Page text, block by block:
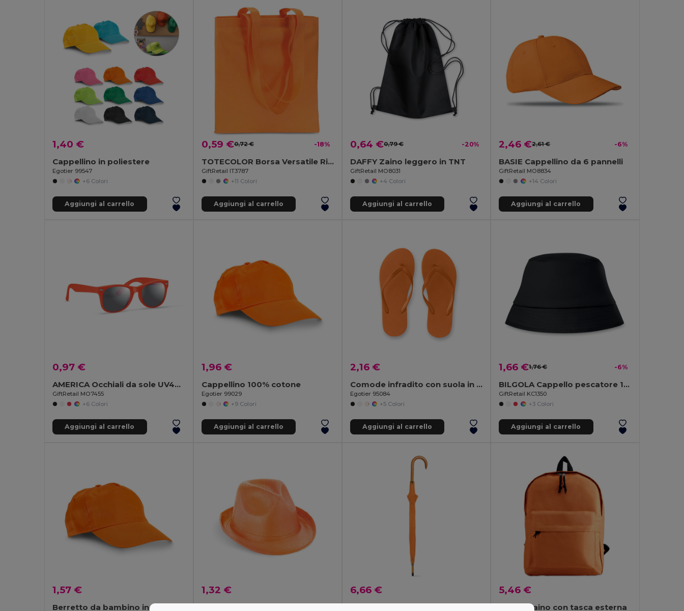
1,40 €
Cappellino in poliestere
Egotier 99547
+6 Colori
Aggiungi al carrello
0,59 €0,72 € -18%
TOTECOLOR Borsa Versatile Riutilizzabile per la Spesa e da Spiaggia
GiftRetail IT3787
+11 Colori
Aggiungi al carrello
0,64 €0,79 € -20%
DAFFY Zaino leggero in TNT
GiftRetail MO8031
+4 Colori
Aggiungi al carrello
2,46 €2,61 € -6%
BASIE Cappellino da 6 pannelli
GiftRetail MO8834
+14 Colori
Aggiungi al carrello
0,97 €
AMERICA Occhiali da sole UV400
GiftRetail MO7455
+6 Colori
Aggiungi al carrello
1,96 €
Cappellino 100% cotone
Egotier 99029
+9 Colori
Aggiungi al carrello
2,16 €
Comode infradito con suola in PE e cinturino in PVC
Egotier 95084
+5 Colori
Aggiungi al carrello
1,66 €1,76 € -6%
BILGOLA Cappello pescatore 160 gr/m²
GiftRetail KC1350
+3 Colori
Aggiungi al carrello
1,57 € 1,32 € 6,66 € 5,46 €
BAPAL Zaino con tasca esterna